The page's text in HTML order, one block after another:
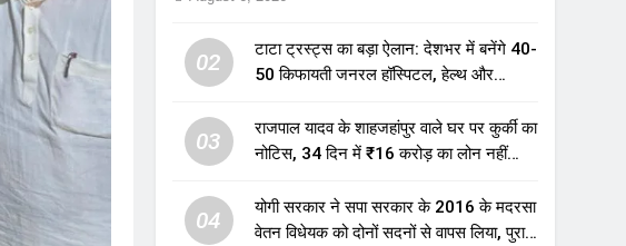
02
टाटा ट्रस्ट्स का बड़ा ऐलान: देशभर में बनेंगे 40-
50 किफायती जनरल हॉस्पिटल, हेल्थ और
03
राजपाल यादव के शाहजहांपुर वाले घर पर कुर्की का
नोटिस, 34 दिन में ₹16 करोड़ का लोन नहीं
04
योगी सरकार ने सपा सरकार के 2016 के मदरसा
वेतन विधेयक को दोनों सदनों से वापस लिया, पुराने